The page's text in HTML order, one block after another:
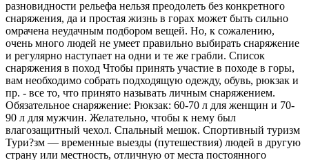
разновидности рельефа нельзя преодолеть без конкретного
снаряжения, да и простая жизнь в горах может быть сильно
омрачена неудачным подбором вещей. Но, к сожалению,
очень много людей не умеет правильно выбирать снаряжение
и регулярно наступает на одни и те же грабли. Список
снаряжения в поход Чтобы принять участие в походе в горы,
вам необходимо собрать подходящую одежду, обувь, рюкзак и
пр. - все то, что принято называть личным снаряжением.
Обязательное снаряжение: Рюкзак: 60-70 л для женщин и 70-
90 л для мужчин. Желательно, чтобы к нему был
влагозащитный чехол. Спальный мешок. Спортивный туризм
Тури?зм — временные выезды (путешествия) людей в другую
страну или местность, отличную от места постоянного